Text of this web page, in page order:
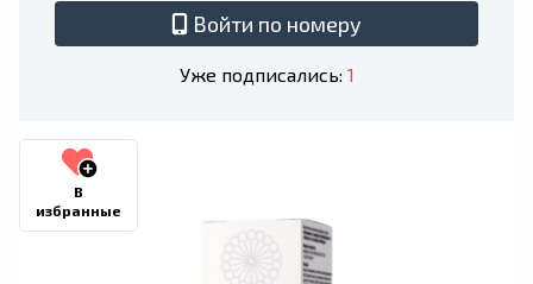
Войти по номеру
Уже подписались: 1
В
избранные